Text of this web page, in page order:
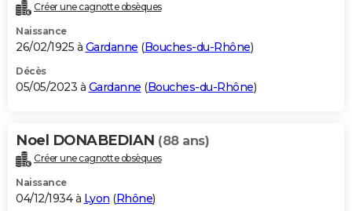
Créer une cagnotte obsèques
Naissance
26/02/1925 à Gardanne (Bouches-du-Rhône)
Décès
05/05/2023 à Gardanne (Bouches-du-Rhône)
Noel DONABEDIAN (88 ans)
Créer une cagnotte obsèques
Naissance
04/12/1934 à Lyon (Rhône)